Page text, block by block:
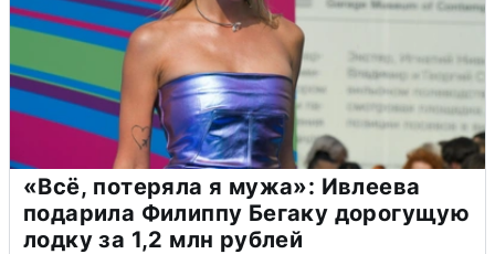
«Всё, потеряла я мужа»: Ивлеева
подарила Филиппу Бегаку дорогущую
лодку за 1,2 млн рублей